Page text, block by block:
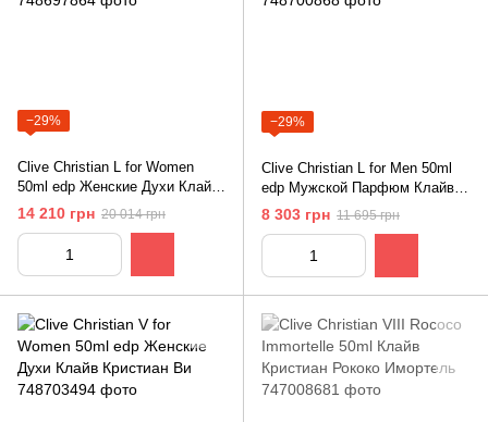
−29%
Clive Christian L for Women
50ml edр Женские Духи Клайв
Кристиан Эль
14 210 грн 20 014 грн
−29%
Clive Christian L for Мen 50ml
edр Мужской Парфюм Клайв
Кристиан Эль
8 303 грн 11 695 грн